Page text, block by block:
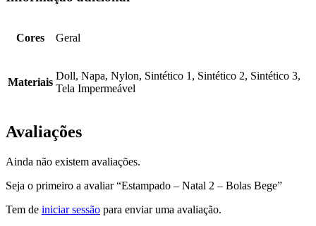
Cores Geral
Materiais
Doll, Napa, Nylon, Sintético 1, Sintético 2, Sintético 3,
Tela Impermeável
Avaliações
Ainda não existem avaliações.
Seja o primeiro a avaliar “Estampado – Natal 2 – Bolas Bege”
Tem de iniciar sessão para enviar uma avaliação.